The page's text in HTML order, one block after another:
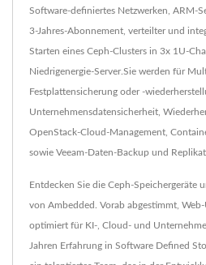
Software-definiertes Netzwerken, ARM-
3-Jahres-Abonnement, verteilter und
Starten eines Ceph-Clusters in 3x 1U-
Niedrigenergie-Server.Sie werden für
Festplattensicherung oder -
Unternehmensdatensicherheit,
OpenStack-Cloud-Management,
sowie Veeam-Daten-Backup und
Entdecken Sie die Ceph-Speichergeräte
von Ambedded. Vorab abgestimmt,
optimiert für KI-, Cloud- und
Jahren Erfahrung in Software Defined